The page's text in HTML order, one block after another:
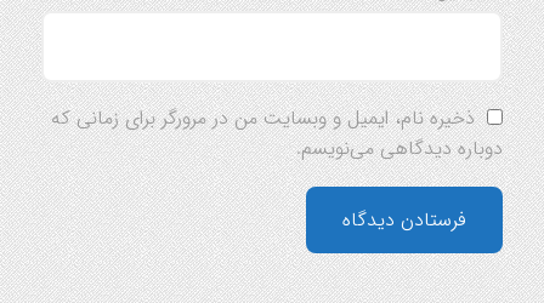
ذخیره نام، ایمیل و وبسایت من در مرورگر برای زمانی که
دوباره دیدگاهی می‌نویسم.